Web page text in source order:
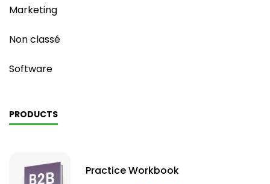
Marketing
Non classé
Software
PRODUCTS
Practice Workbook